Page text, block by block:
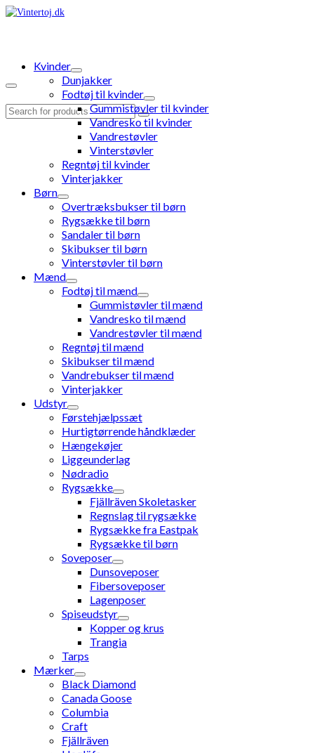
Search
Kvinder
Dunjakker
Fodtøj til kvinder
Gummistøvler til kvinder
Vandresko til kvinder
Vandrestøvler
Vinterstøvler
Regntøj til kvinder
Vinterjakker
Børn
Overtræksbukser til børn
Rygsække til børn
Sandaler til børn
Skibukser til børn
Vinterstøvler til børn
Mænd
Fodtøj til mænd
Gummistøvler til mænd
Vandresko til mænd
Vandrestøvler til mænd
Regntøj til mænd
Skibukser til mænd
Vandrebukser til mænd
Vinterjakker
Udstyr
Førstehjælpssæt
Hurtigtørrende håndklæder
Hængekøjer
Liggeunderlag
Nødradio
Rygsække
Fjällräven Skoletasker
Regnslag til rygsække
Rygsække fra Eastpak
Rygsække til børn
Soveposer
Dunsoveposer
Fibersoveposer
Lagenposer
Spiseudstyr
Kopper og krus
Trangia
Tarps
Mærker
Black Diamond
Canada Goose
Columbia
Craft
Fjällräven